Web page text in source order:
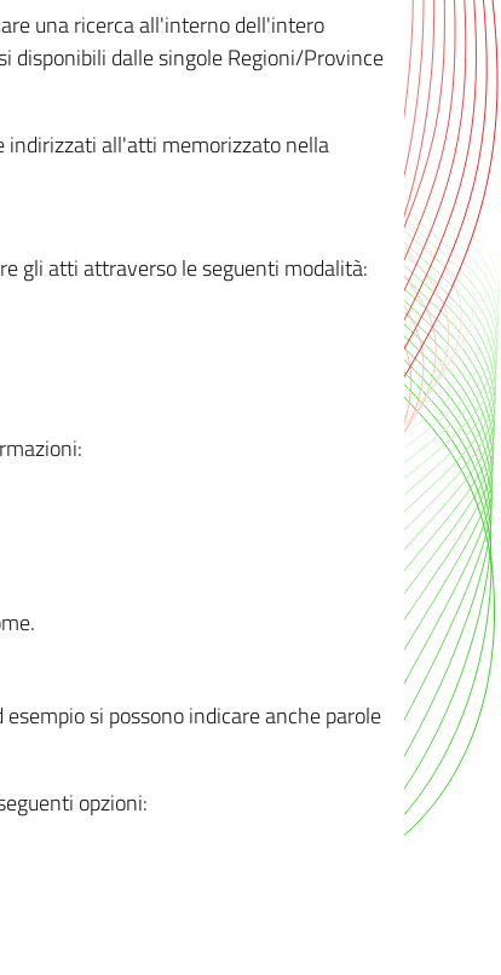
una ricerca all'interno dell'intero
disponibili dalle singole Regioni/Province
indirizzati all'atti memorizzato nella
gli atti attraverso le seguenti modalità:
si possono indicare anche parole
opzioni: